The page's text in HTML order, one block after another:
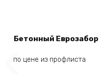
Бетонный Еврозабор
по цене из профлиста